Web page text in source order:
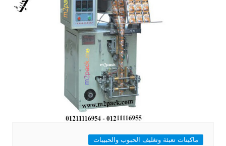
ماكينات تعبئة وتغليف الحبوب والحبيبات